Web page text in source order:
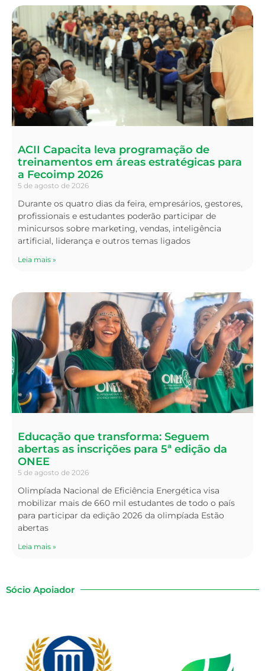
ACII Capacita leva programação de
treinamentos em áreas estratégicas para
a Fecoimp 2026
5 de agosto de 2026
Durante os quatro dias da feira, empresários, gestores,
profissionais e estudantes poderão participar de
minicursos sobre marketing, vendas, inteligência
artificial, liderança e outros temas ligados
Leia mais »
Educação que transforma: Seguem
abertas as inscrições para 5ª edição da
ONEE
5 de agosto de 2026
Olimpíada Nacional de Eficiência Energética visa
mobilizar mais de 660 mil estudantes de todo o país
para participar da edição 2026 da olimpíada Estão
abertas
Leia mais »
Sócio Apoiador